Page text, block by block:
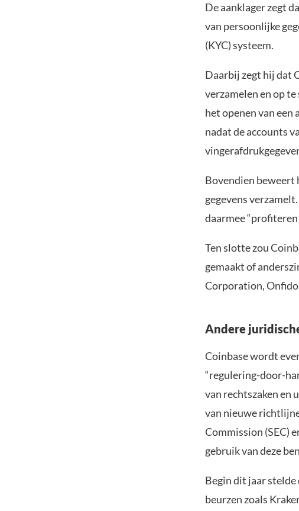
De aanklager zegt
van persoonlijke
(KYC) systeem.
Daarbij zegt hij dat
verzamelen en op
het openen van
nadat de accounts
Bovendien beweert
gegevens
daarmee
Ten slotte zou
gemaakt of
Corporation,
Andere
Coinbase wordt
“regulering-door-
van rechtszaken en
van nieuwe
Commission (SEC)
gebruik van deze
Begin dit jaar stelde
beurzen zoals